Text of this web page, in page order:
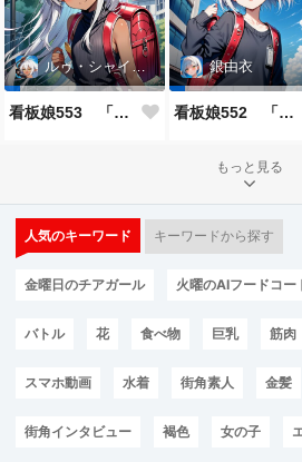
ルゥ・シャイニー
看板娘553 「ルゥ・シャイニーのよもやま話」
銀由衣
看板娘552 「銀由衣」
もっと見る
人気のキーワード キーワードから探す
金曜日のチアガール 火曜のAIフードコー
バトル 花 食べ物 巨乳 筋肉
スマホ動画 水着 街角素人 金髪
街角インタビュー 褐色 女の子